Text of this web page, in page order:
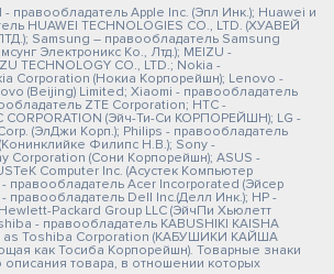
правообладатель Apple Inc. (Эпл Инк.); Huawei и
HUAWEI TECHNOLOGIES CO., LTD. (ХУАВЕЙ
Samsung – правообладатель Samsung
Электроникс Ко., Лтд.); MEIZU -
TECHNOLOGY CO., LTD.; Nokia -
Corporation (Нокиа Корпорейшн); Lenovo -
(Beijing) Limited; Xiaomi - правообладатель
ZTE Corporation; HTC -
CORPORATION (Эйч-Ти-Си КОРПОРЕЙШН); LG -
(ЭлДжи Корп.); Philips - правообладатель
Филипс Н.В.); Sony -
Corporation (Сони Корпорейшн); ASUS -
Computer Inc. (Асустек Компьютер
правообладатель Acer Incorporated (Эйсер
правообладатель Dell Inc.(Делл Инк.); HP -
Packard Group LLC (ЭйчПи Хьюлетт
- правообладатель KABUSHIKI KAISHA
as Toshiba Corporation (КАБУШИКИ КАЙША
как Тосиба Корпорейшн). Товарные знаки
описания товара, в отношении которых